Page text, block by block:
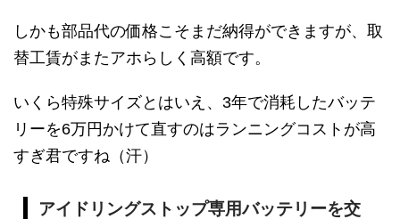
しかも部品代の価格こそまだ納得ができますが、取
替工賃がまたアホらしく高額です。
いくら特殊サイズとはいえ、3年で消耗したバッテ
リーを6万円かけて直すのはランニングコストが高
すぎ君ですね（汗）
アイドリングストップ専用バッテリーを交